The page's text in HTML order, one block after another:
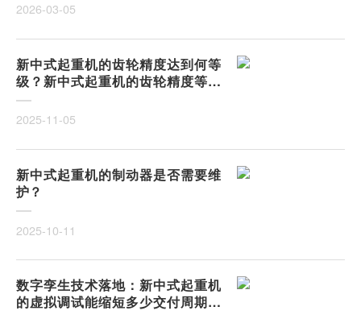
2026-03-05
新中式起重机的齿轮精度达到何等
级？新中式起重机的齿轮精度等级
解析
2025-11-05
新中式起重机的制动器是否需要维
护？
2025-10-11
数字孪生技术落地：新中式起重机
的虚拟调试能缩短多少交付周期？